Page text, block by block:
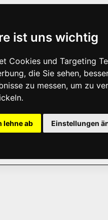
ist uns wichtig
Cookies und Targeting
die Sie sehen,
zu messen, um zu
lehne ab Einstellungen